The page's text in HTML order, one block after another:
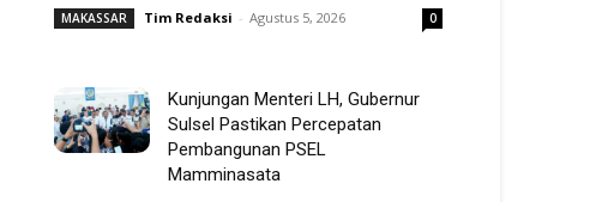
MAKASSAR Tim Redaksi - Agustus 5, 2026 0
Kunjungan Menteri LH, Gubernur
Sulsel Pastikan Percepatan
Pembangunan PSEL
Mamminasata